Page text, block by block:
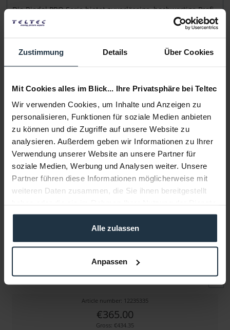
Zustimmung Details Über Cookies
Mit Cookies alles im Blick... Ihre Privatsphäre bei Teltec
Wir verwenden Cookies, um Inhalte und Anzeigen zu
personalisieren, Funktionen für soziale Medien anbieten
zu können und die Zugriffe auf unsere Website zu
analysieren. Außerdem geben wir Informationen zu Ihrer
Verwendung unserer Website an unsere Partner für
soziale Medien, Werbung und Analysen weiter. Unsere
Partner führen diese Informationen möglicherweise mit
weiteren Daten zusammen, die Sie ihnen bereitgestellt
gesammelt haben.
Alle zulassen
Anpassen
Die Riedel PRO Serie bietet zuverlässige, hochwertige Profi-
Headsets, die in...
Manufacturer & Product Safety Information
Folgende Infos zum Hersteller sind verfübar...... more
More articles from +++ Riedel +++ look at
1-Ohr Headset, mittelschwer
Article number: 12235335
€365.00
Gross: €434.35